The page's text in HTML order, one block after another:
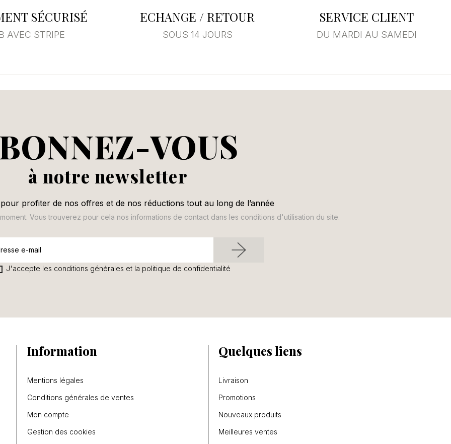
SÉCURISÉ
AVEC STRIPE
ECHANGE / RETOUR
SOUS 14 JOURS
SERVICE CLIENT
DU MARDI AU SAMEDI
VOUS
à notre newsletter
profiter de nos offres et de nos réductions tout au long de l’année
Vous trouverez pour cela nos informations de contact dans les conditions d'utilisation du site.
J'accepte les conditions générales et la politique de confidentialité
Information
Mentions légales
Conditions générales de ventes
Mon compte
Gestion des cookies
Quelques liens
Livraison
Promotions
Nouveaux produits
Meilleures ventes